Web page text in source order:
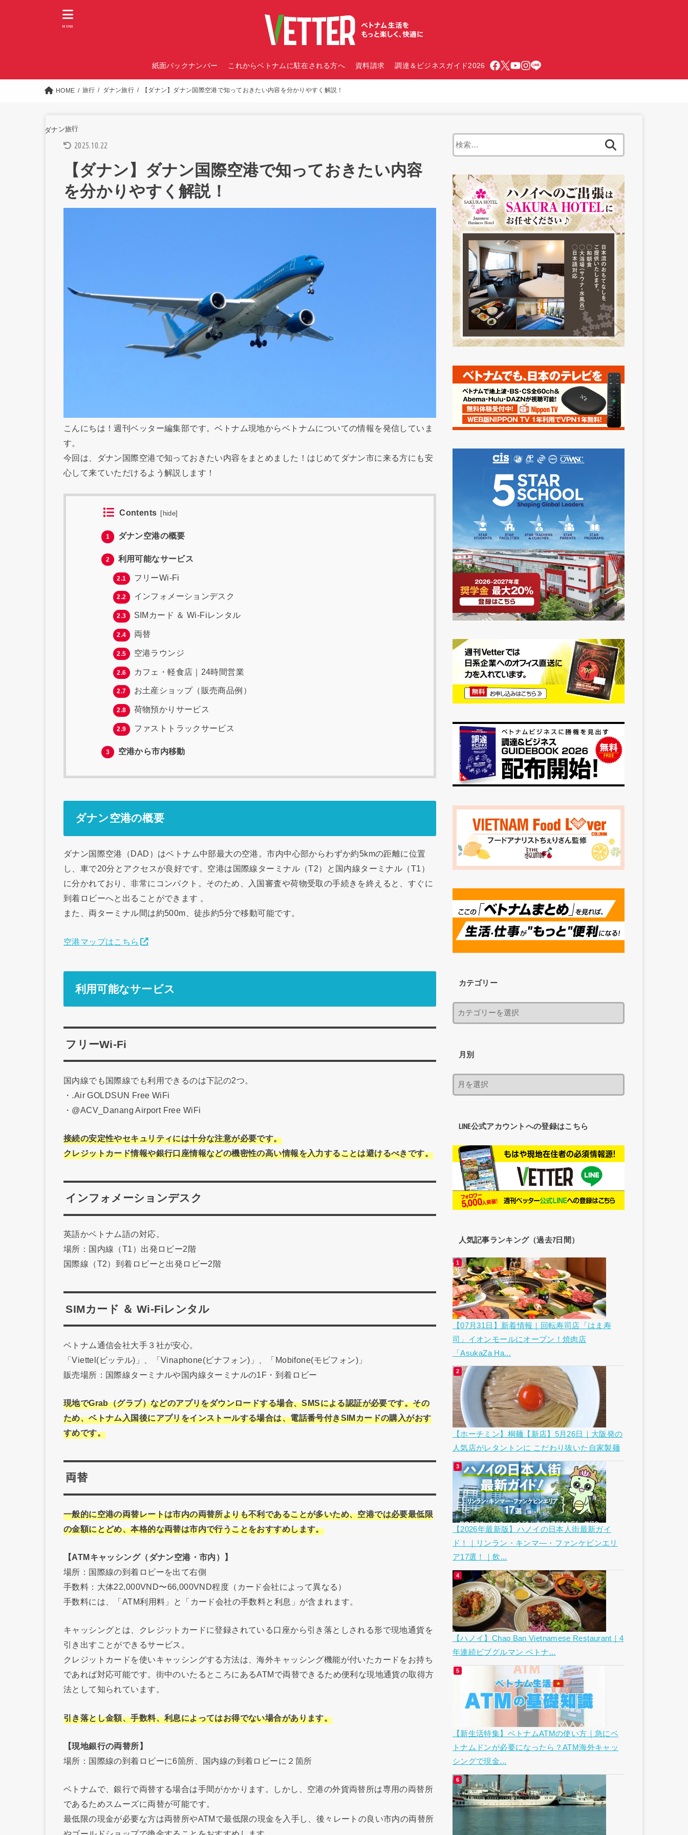
紙面バックナンバー これからベトナムに駐在される方へ 資料請求 調達＆ビジネスガイド2026
MENU
HOME 旅行 ダナン旅行 【ダナン】ダナン国際空港で知っておきたい内容を分かりやすく解説！
ダナン旅行
2025.10.22
【ダナン】ダナン国際空港で知っておきたい内容
を分かりやすく解説！
こんにちは！週刊ベッター編集部です。ベトナム現地からベトナムについての情報を発信していま
す。
今回は、ダナン国際空港で知っておきたい内容をまとめました！はじめてダナン市に来る方にも安
心して来ていただけるよう解説します！
Contents hide
1 ダナン空港の概要
2 利用可能なサービス
2.1 フリーWi-Fi
2.2 インフォメーションデスク
2.3 SIMカード ＆ Wi-Fiレンタル
2.4 両替
2.5 空港ラウンジ
2.6 カフェ・軽食店｜24時間営業
2.7 お土産ショップ（販売商品例）
2.8 荷物預かりサービス
2.9 ファストトラックサービス
3 空港から市内移動
ダナン空港の概要
ダナン国際空港（DAD）はベトナム中部最大の空港。市内中心部からわずか約5kmの距離に位置
し、車で20分とアクセスが良好です。空港は国際線ターミナル（T2）と国内線ターミナル（T1）
に分かれており、非常にコンパクト。そのため、入国審査や荷物受取の手続きを終えると、すぐに
到着ロビーへと出ることができます 。
また、両ターミナル間は約500m、徒歩約5分で移動可能です。
空港マップはこちら
利用可能なサービス
フリーWi-Fi
国内線でも国際線でも利用できるのは下記の2つ。
・.Air GOLDSUN Free WiFi
・@ACV_Danang Airport Free WiFi
接続の安定性やセキュリティには十分な注意が必要です。
クレジットカード情報や銀行口座情報などの機密性の高い情報を入力することは避けるべきです。
インフォメーションデスク
英語かベトナム語の対応。
場所：国内線（T1）出発ロビー2階
国際線（T2）到着ロビーと出発ロビー2階
SIMカード ＆ Wi-Fiレンタル
ベトナム通信会社大手３社が安心。
「Viettel(ビッテル)」、「Vinaphone(ビナフォン)」、「Mobifone(モビフォン)」
販売場所：国際線ターミナルや国内線ターミナルの1F・到着ロビー
現地でGrab（グラブ）などのアプリをダウンロードする場合、SMSによる認証が必要です。その
ため、ベトナム入国後にアプリをインストールする場合は、電話番号付きSIMカードの購入がおす
すめです。
両替
一般的に空港の両替レートは市内の両替所よりも不利であることが多いため、空港では必要最低限
の金額にとどめ、本格的な両替は市内で行うことをおすすめします。
【ATMキャッシング（ダナン空港・市内）】
場所：国際線の到着ロビーを出て右側
手数料：大体22,000VND〜66,000VND程度（カード会社によって異なる）
手数料には、「ATM利用料」と「カード会社の手数料と利息」が含まれます。
キャッシングとは、クレジットカードに登録されている口座から引き落としされる形で現地通貨を
引き出すことができるサービス。
クレジットカードを使いキャッシングする方法は、海外キャッシング機能が付いたカードをお持ち
であれば対応可能です。街中のいたるところにあるATMで両替できるため便利な現地通貨の取得方
法として知られています。
引き落とし金額、手数料、利息によってはお得でない場合があります。
【現地銀行の両替所】
場所：国際線の到着ロビーに6箇所、国内線の到着ロビーに２箇所
ベトナムで、銀行で両替する場合は手間がかかります。しかし、空港の外貨両替所は専用の両替所
であるためスムーズに両替が可能です。
最低限の現金が必要な方は両替所やATMで最低限の現金を入手し、後々レートの良い市内の両替所
カテゴリー
月別
LINE公式アカウントへの登録はこちら
人気記事ランキング（過去7日間）
【07月31日】新着情報｜回転寿司店「はま寿
司」イオンモールにオープン！焼肉店
「AsukaZa Ha...
【ホーチミン】桐麺【新店】5月26日｜大阪発の
人気店がレタントンに こだわり抜いた自家製麺
【2026年最新版】ハノイの日本人街最新ガイ
ド！｜リンラン・キンマ―・ファンケビンエリ
ア17選！｜飲...
【ハノイ】Chao Ban Vietnamese Restaurant｜4
年連続ビブグルマン ベトナ...
【新生活特集】ベトナムATMの使い方｜急にベ
トナムドンが必要になったら？ATM海外キャッ
シングで現金...